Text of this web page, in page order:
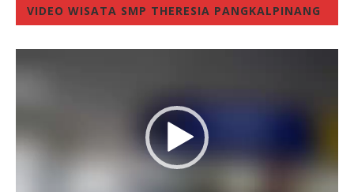
VIDEO WISATA SMP THERESIA PANGKALPINANG